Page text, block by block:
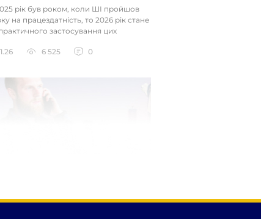
рік був роком, коли ШІ пройшов
на працездатність, то 2026 рік стане
застосування цих
6 525 0